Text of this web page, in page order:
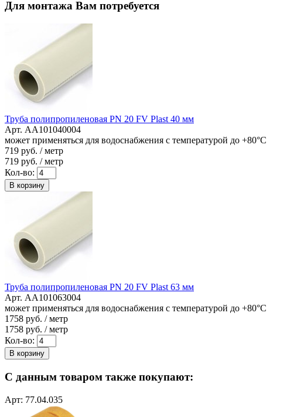
Для монтажа Вам потребуется
Труба полипропиленовая PN 20 FV Plast 40 мм
Арт. AA101040004
может применяться для водоснабжения с температурой до +80°C
719 руб. / метр
719 руб. / метр
Кол-во:
В корзину
Труба полипропиленовая PN 20 FV Plast 63 мм
Арт. AA101063004
может применяться для водоснабжения с температурой до +80°C
1758 руб. / метр
1758 руб. / метр
Кол-во:
В корзину
С данным товаром также покупают:
Арт: 77.04.035